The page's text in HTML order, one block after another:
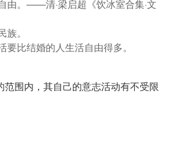
由。——清·梁启超《饮冰室合集·文
。
要比结婚的人生活自由得多。
围内，其自己的意志活动有不受限